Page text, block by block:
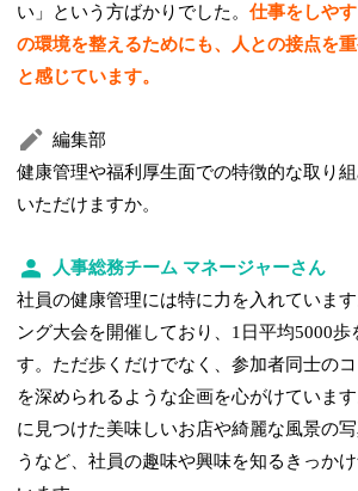
い」という方ばかりでした。仕事をしや
の環境を整えるためにも、人との接点を
と感じています。
編集部
健康管理や福利厚生面での特徴的な取り
いただけますか。
人事総務チーム マネージャーさん
社員の健康管理には特に力を入れていま
ング大会を開催しており、1日平均5000歩
す。ただ歩くだけでなく、参加者同士の
を深められるような企画を心がけていま
に見つけた美味しいお店や綺麗な風景の
うなど、社員の趣味や興味を知るきっか